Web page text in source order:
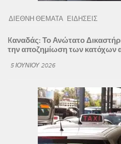
ΔΙΕΘΝΗ ΘΕΜΑΤΑ ΕΙΔΗΣΕΙΣ
Kαναδάς: Το Ανώτατο
την αποζημίωση των κατόχων
5 ΙΟΥΝΊΟΥ 2026